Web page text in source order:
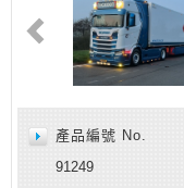
產品編號 No.
91249